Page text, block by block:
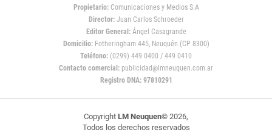
Propietario:Comunicaciones y Medios S.A
Director: Juan Carlos Schroeder
Editor General:Ángel Casagrande
Domicilio:Fotheringham 445, Neuquén (CP 8300)
Teléfono: (0299) 449 0400 / 449 0410
Contacto comercial: publicidad@lmneuquen.com.ar
Registro DNA: 97810291
Copyright LM Neuquen© 2026,
Todos los derechos reservados